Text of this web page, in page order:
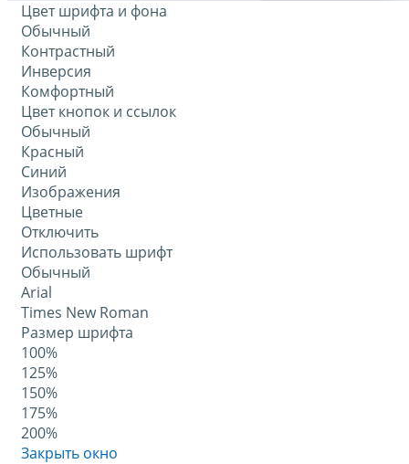
Цвет шрифта и фона
Обычный
Контрастный
Инверсия
Комфортный
Цвет кнопок и ссылок
Обычный
Красный
Синий
Изображения
Цветные
Отключить
Использовать шрифт
Обычный
Arial
Times New Roman
Размер шрифта
100%
125%
150%
175%
200%
Закрыть окно